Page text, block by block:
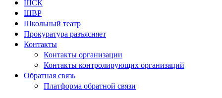
ШСК
ШВР
Школьный театр
Прокуратура разъясняет
Контакты
Контакты организации
Контакты контролирующих организаций
Обратная связь
Платформа обратной связи